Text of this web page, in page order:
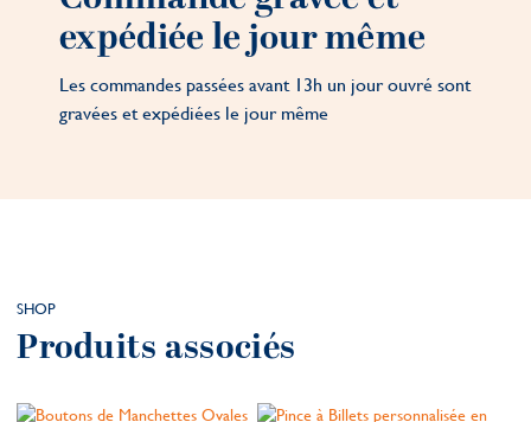
expédiée le jour même
Les commandes passées avant 13h un jour ouvré sont
gravées et expédiées le jour même
SHOP
Produits associés